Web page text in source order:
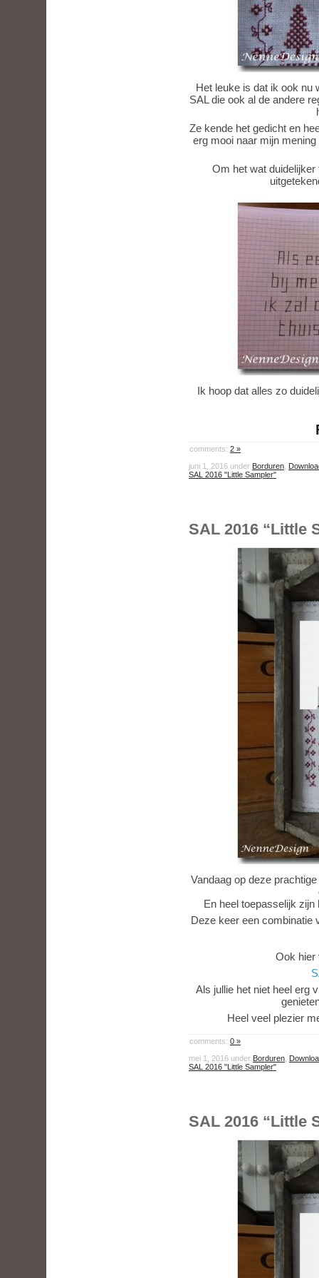
Het leuke is dat ik ook nu
SAL die ook al de andere
Ze kende het gedicht en
erg mooi naar mijn
Om het wat
Ik hoop dat alles zo
comments: 2 »
juni 1, 2016 under Borduren
SAL 2016 "Little Sampler"
SAL 2016 “Little
Vandaag op deze
En heel toepasselijk
Deze keer een combinatie
Ook hier
Als jullie het niet heel erg
Heel veel plezier
comments: 0 »
mei 1, 2016 under Borduren
SAL 2016 "Little Sampler"
SAL 2016 “Little